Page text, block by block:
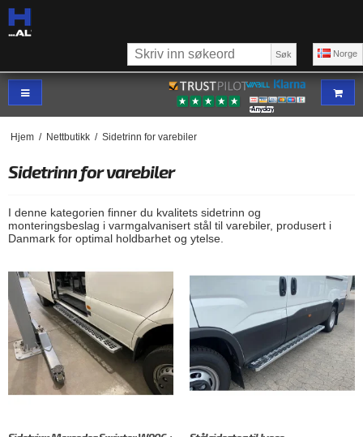
Norge
Søk
Hjem / Nettbutikk / Sidetrinn for varebiler
Sidetrinn for varebiler
I denne kategorien finner du kvalitets sidetrinn og
monteringsbeslag i varmgalvanisert stål til varebiler, produsert i
Danmark for optimal holdbarhet og ytelse.